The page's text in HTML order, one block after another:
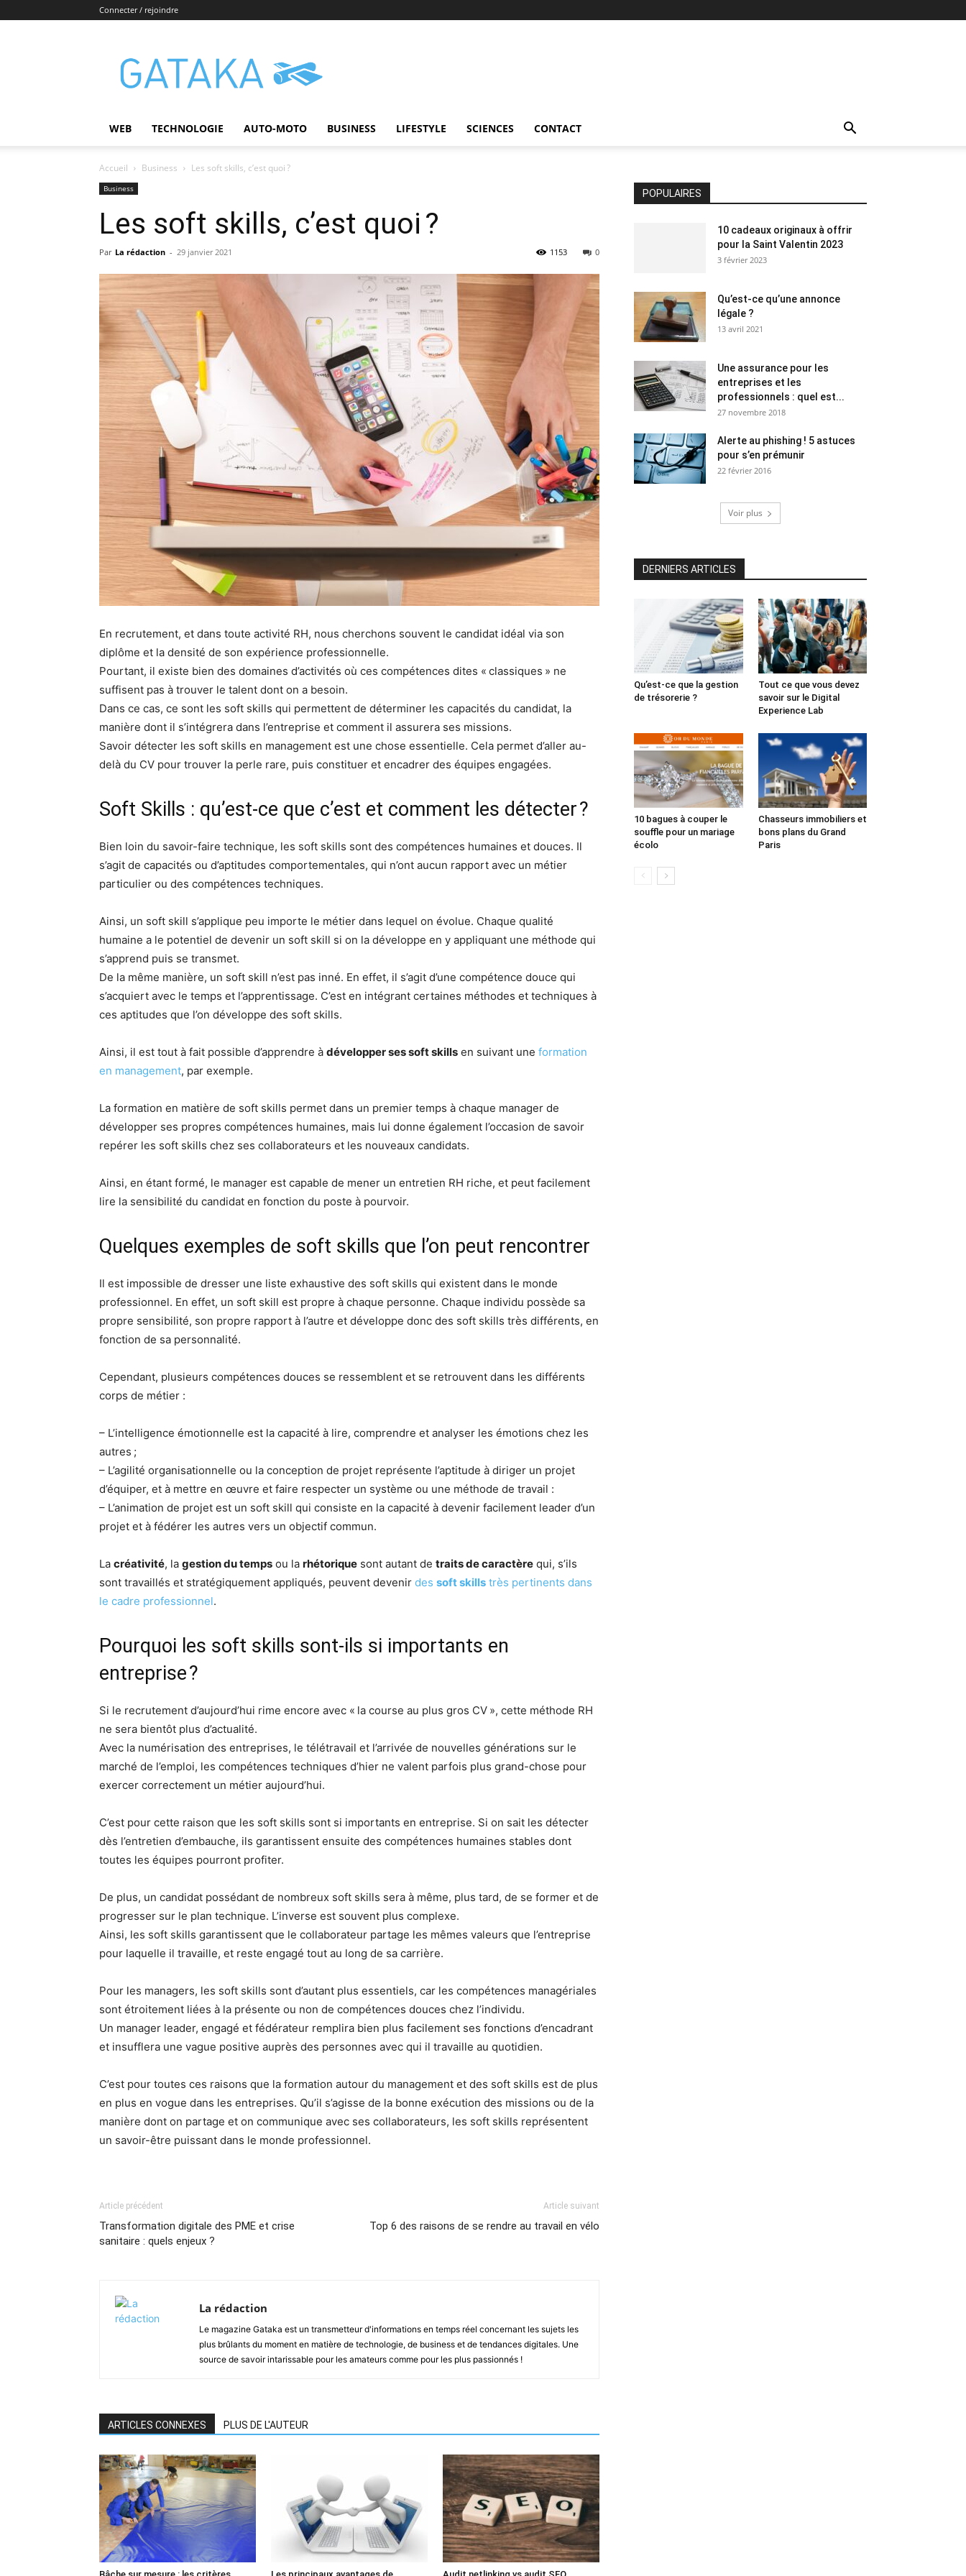
Connecter / rejoindre
WEB TECHNOLOGIE AUTO-MOTO BUSINESS LIFESTYLE SCIENCES CONTACT
Accueil Business Les soft skills, c’est quoi ?
Business
Les soft skills, c’est quoi ?
Par La rédaction - 29 janvier 2021 0
1153
En recrutement, et dans toute activité RH, nous cherchons souvent le candidat idéal via son
diplôme et la densité de son expérience professionnelle.
Pourtant, il existe bien des domaines d’activités où ces compétences dites « classiques » ne
suffisent pas à trouver le talent dont on a besoin.
Dans ce cas, ce sont les soft skills qui permettent de déterminer les capacités du candidat, la
manière dont il s’intégrera dans l’entreprise et comment il assurera ses missions.
Savoir détecter les soft skills en management est une chose essentielle. Cela permet d’aller au-
delà du CV pour trouver la perle rare, puis constituer et encadrer des équipes engagées.
Soft Skills : qu’est-ce que c’est et comment les détecter ?
Bien loin du savoir-faire technique, les soft skills sont des compétences humaines et douces. Il
s’agit de capacités ou d’aptitudes comportementales, qui n’ont aucun rapport avec un métier
particulier ou des compétences techniques.
Ainsi, un soft skill s’applique peu importe le métier dans lequel on évolue. Chaque qualité
humaine a le potentiel de devenir un soft skill si on la développe en y appliquant une méthode qui
s’apprend puis se transmet.
De la même manière, un soft skill n’est pas inné. En effet, il s’agit d’une compétence douce qui
s’acquiert avec le temps et l’apprentissage. C’est en intégrant certaines méthodes et techniques à
ces aptitudes que l’on développe des soft skills.
Ainsi, il est tout à fait possible d’apprendre à développer ses soft skills en suivant une formation
en management, par exemple.
La formation en matière de soft skills permet dans un premier temps à chaque manager de
développer ses propres compétences humaines, mais lui donne également l’occasion de savoir
repérer les soft skills chez ses collaborateurs et les nouveaux candidats.
Ainsi, en étant formé, le manager est capable de mener un entretien RH riche, et peut facilement
lire la sensibilité du candidat en fonction du poste à pourvoir.
Quelques exemples de soft skills que l’on peut rencontrer
Il est impossible de dresser une liste exhaustive des soft skills qui existent dans le monde
professionnel. En effet, un soft skill est propre à chaque personne. Chaque individu possède sa
propre sensibilité, son propre rapport à l’autre et développe donc des soft skills très différents, en
fonction de sa personnalité.
Cependant, plusieurs compétences douces se ressemblent et se retrouvent dans les différents
corps de métier :
– L’intelligence émotionnelle est la capacité à lire, comprendre et analyser les émotions chez les
autres ;
– L’agilité organisationnelle ou la conception de projet représente l’aptitude à diriger un projet
d’équiper, et à mettre en œuvre et faire respecter un système ou une méthode de travail :
– L’animation de projet est un soft skill qui consiste en la capacité à devenir facilement leader d’un
projet et à fédérer les autres vers un objectif commun.
La créativité, la gestion du temps ou la rhétorique sont autant de traits de caractère qui, s’ils
sont travaillés et stratégiquement appliqués, peuvent devenir des soft skills très pertinents dans
le cadre professionnel.
Pourquoi les soft skills sont-ils si importants en
entreprise ?
Si le recrutement d’aujourd’hui rime encore avec « la course au plus gros CV », cette méthode RH
ne sera bientôt plus d’actualité.
Avec la numérisation des entreprises, le télétravail et l’arrivée de nouvelles générations sur le
marché de l’emploi, les compétences techniques d’hier ne valent parfois plus grand-chose pour
exercer correctement un métier aujourd’hui.
C’est pour cette raison que les soft skills sont si importants en entreprise. Si on sait les détecter
dès l’entretien d’embauche, ils garantissent ensuite des compétences humaines stables dont
toutes les équipes pourront profiter.
De plus, un candidat possédant de nombreux soft skills sera à même, plus tard, de se former et de
progresser sur le plan technique. L’inverse est souvent plus complexe.
Ainsi, les soft skills garantissent que le collaborateur partage les mêmes valeurs que l’entreprise
pour laquelle il travaille, et reste engagé tout au long de sa carrière.
Pour les managers, les soft skills sont d’autant plus essentiels, car les compétences managériales
sont étroitement liées à la présente ou non de compétences douces chez l’individu.
Un manager leader, engagé et fédérateur remplira bien plus facilement ses fonctions d’encadrant
et insufflera une vague positive auprès des personnes avec qui il travaille au quotidien.
C’est pour toutes ces raisons que la formation autour du management et des soft skills est de plus
en plus en vogue dans les entreprises. Qu’il s’agisse de la bonne exécution des missions ou de la
manière dont on partage et on communique avec ses collaborateurs, les soft skills représentent
un savoir-être puissant dans le monde professionnel.
Article précédent
Transformation digitale des PME et crise
sanitaire : quels enjeux ?
Article suivant
Top 6 des raisons de se rendre au travail en vélo
La rédaction
Le magazine Gataka est un transmetteur d'informations en temps réel concernant les sujets les
plus brûlants du moment en matière de technologie, de business et de tendances digitales. Une
source de savoir intarissable pour les amateurs comme pour les plus passionnés !
ARTICLES CONNEXES PLUS DE L'AUTEUR
POPULAIRES
10 cadeaux originaux à offrir
pour la Saint Valentin 2023
3 février 2023
Qu’est-ce qu’une annonce
légale ?
13 avril 2021
Une assurance pour les
entreprises et les
professionnels : quel est...
27 novembre 2018
Alerte au phishing ! 5 astuces
pour s’en prémunir
22 février 2016
Voir plus
DERNIERS ARTICLES
Qu’est-ce que la gestion
de trésorerie ?
Tout ce que vous devez
savoir sur le Digital
Experience Lab
10 bagues à couper le
souffle pour un mariage
écolo
Chasseurs immobiliers et
bons plans du Grand
Paris